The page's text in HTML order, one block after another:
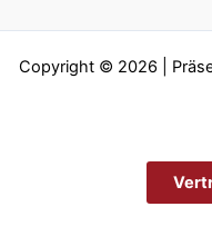
Copyright © 2026 |